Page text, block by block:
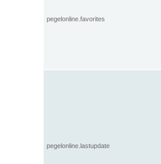
pegelonline.favorites
pegelonline.lastupdate